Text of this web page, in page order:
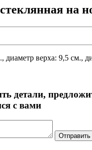
на
диаметр верха: 9,5
детали,
с вами
Отправить